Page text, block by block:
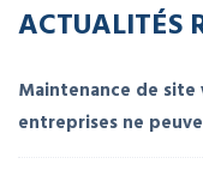
ACTUALITÉS
Maintenance de
entreprises ne